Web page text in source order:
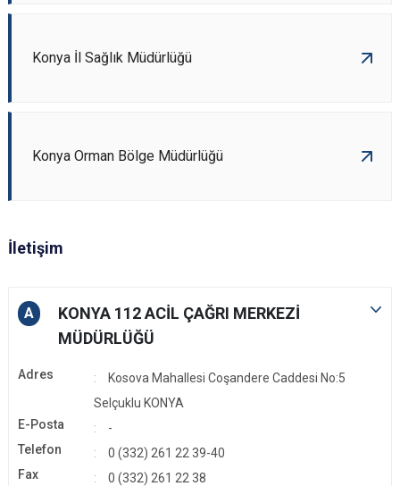
Konya İl Sağlık Müdürlüğü
Konya Orman Bölge Müdürlüğü
İletişim
A
KONYA 112 ACİL ÇAĞRI MERKEZİ
MÜDÜRLÜĞÜ
Adres
Kosova Mahallesi Coşandere Caddesi No:5
Selçuklu KONYA
E-Posta
-
Telefon
0 (332) 261 22 39-40
Fax
0 (332) 261 22 38